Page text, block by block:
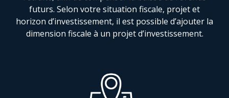
futurs. Selon votre situation fiscale, projet et
horizon d’investissement, il est possible d’ajouter la
dimension fiscale à un projet d’investissement.